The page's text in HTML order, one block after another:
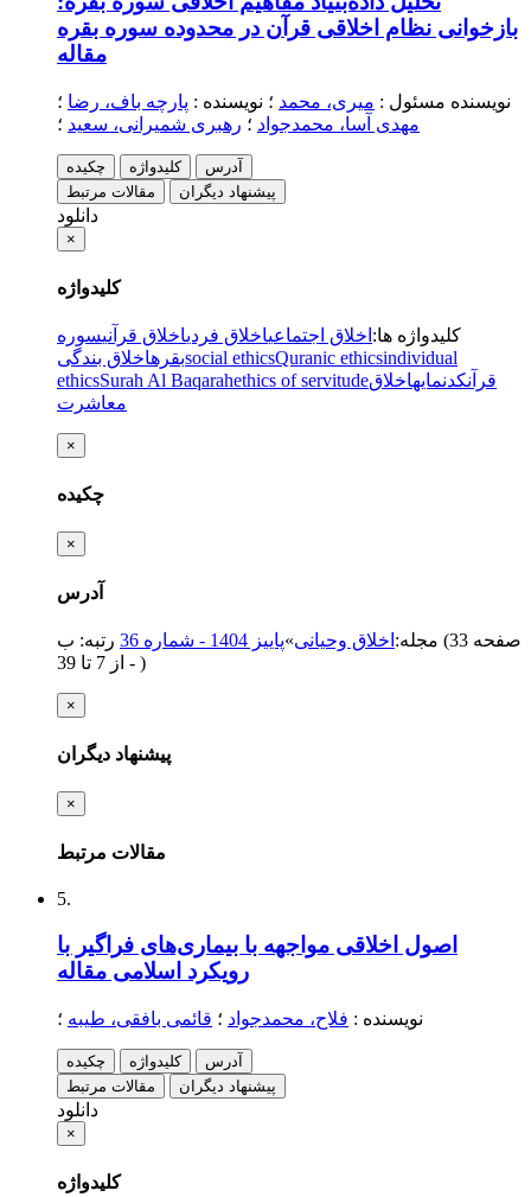
بازخوانی نظام اخلاقی قرآن در محدوده سوره بقره
مقاله
نویسنده مسئول : میری، محمد ؛ نویسنده : پارچه باف، رضا ؛
مهدی آسا، محمدجواد ؛ رهبری شمیرانی، سعید ؛
چکیده کلیدواژه
آدرس
مقالات مرتبط
پیشنهاد دیگران
دانلود
×
کلیدواژه
کلیدواژه ها: اخلاق اجتماعیاخلاق فردیاخلاق قرآنیسوره
بقرهاخلاق بندگی social ethicsQuranic ethicsindividual
ethicsSurah Al Baqarahethics of servitude قرآنکدنمایهاخلاق
معاشرت
×
چکیده
×
آدرس
مجله: اخلاق وحیانی»پاییز 1404 - شماره 36 رتبه: ب
(‎33 صفحه
- )
×
پیشنهاد دیگران
×
مقالات مرتبط
5.
اصول اخلاقی مواجهه با بیماری‌های فراگیر با
رویکرد اسلامی مقاله
نویسنده : فلاح، محمدجواد ؛ قائمی بافقی، طیبه ؛
چکیده کلیدواژه
آدرس
مقالات مرتبط
پیشنهاد دیگران
دانلود
×
کلیدواژه